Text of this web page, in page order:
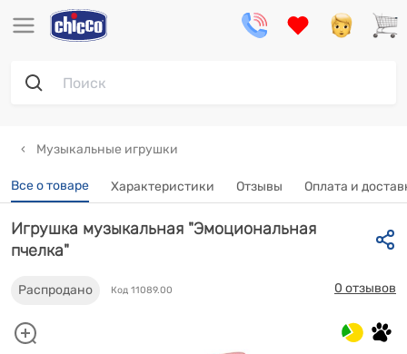
Музыкальные игрушки
Все о товаре Характеристики Отзывы Оплата и
Игрушка музыкальная "Эмоциональная
пчелка"
Распродано Код 11089.00 0 отзывов